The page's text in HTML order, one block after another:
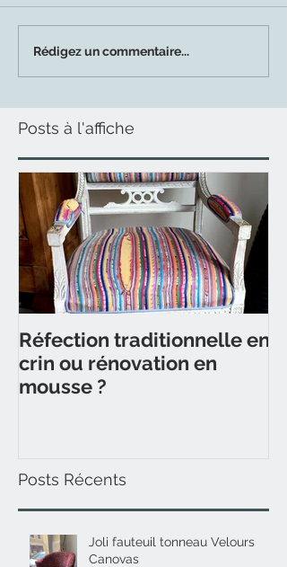
Rédigez un commentaire...
Posts à l'affiche
Réfection traditionnelle en
crin ou rénovation en
mousse ?
Posts Récents
Joli fauteuil tonneau Velours
Canovas